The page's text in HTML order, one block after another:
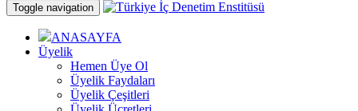
Toggle navigation
ANASAYFA
Üyelik
Hemen Üye Ol
Üyelik Faydaları
Üyelik Çeşitleri